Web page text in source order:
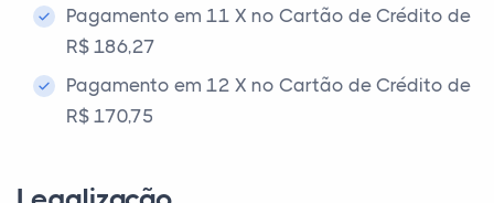
Pagamento em 11 X no Cartão de Crédito de
R$ 186,27
Pagamento em 12 X no Cartão de Crédito de
R$ 170,75